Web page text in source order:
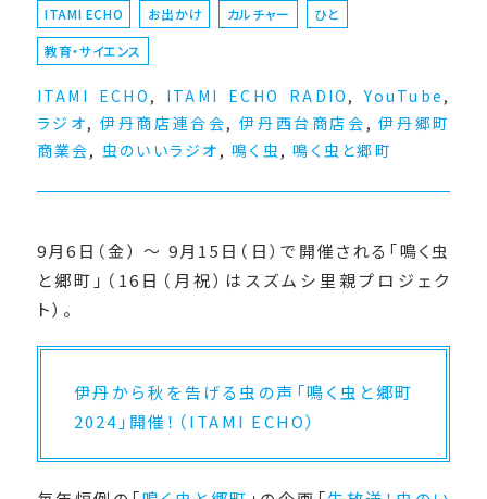
ITAMI ECHO お出かけ カルチャー
ひと
教育・サイエンス
ITAMI ECHO , ITAMI ECHO RADIO ,YouTube ,
ラジオ,伊丹商店連合会,伊丹西台商店会 ,伊丹郷町
商業会, 虫のいいラジオ ,鳴く虫 ,鳴く虫と郷町
9月6日（金） 〜 9月15日（日）で開催される「鳴く虫
と郷町」（16日（月祝）はスズムシ里親プロジェク
ト）。
伊丹から秋を告げる虫の声「鳴く虫と郷町
2024」開催！（ITAMI ECHO）